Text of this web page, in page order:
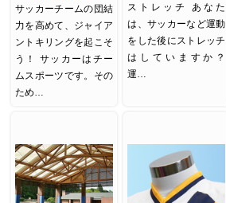
サッカーチームの団結
力を高めて、ジャイア
ントキリングを起こそ
う！ サッカーはチー
ムスポーツです。その
ため…
ストレッチ あなた
は、サッカーなど運動
をした後にストレッチ
はしていますか？
運…